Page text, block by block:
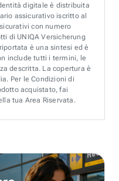
digitale è distribuita
assicurativo iscritto al
con numero
di UNIQA Versicherung
è una sintesi ed è
include tutti i termini, le
descritta. La copertura è
Per le Condizioni di
acquistato, fai
tua Area Riservata.